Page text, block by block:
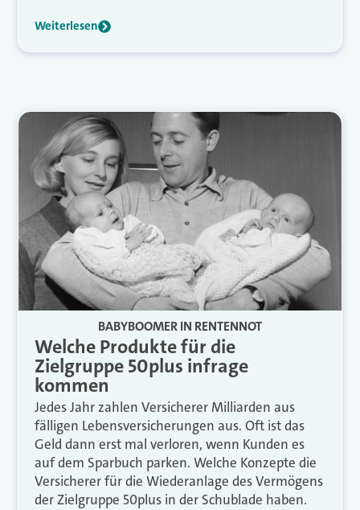
Weiterlesen
BABYBOOMER IN RENTENNOT
Welche Produkte für die
Zielgruppe 50plus infrage
kommen
Jedes Jahr zahlen Versicherer Milliarden aus
fälligen Lebensversicherungen aus. Oft ist das
Geld dann erst mal verloren, wenn Kunden es
auf dem Sparbuch parken. Welche Konzepte die
Versicherer für die Wiederanlage des Vermögens
der Zielgruppe 50plus in der Schublade haben.